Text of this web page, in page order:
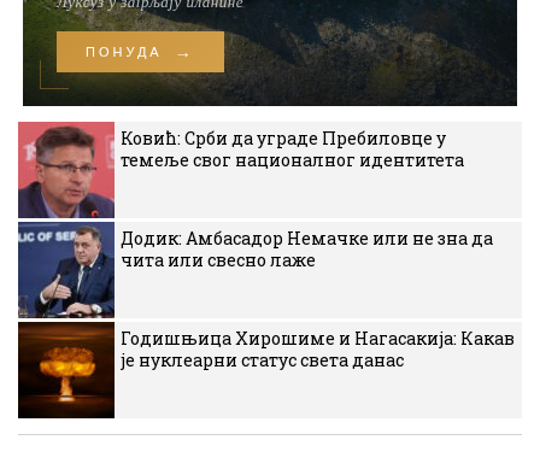
Ковић: Срби да уграде Пребиловце у
темеље свог националног идентитета
Додик: Амбасадор Немачке или не зна да
чита или свесно лаже
Годишњица Хирошиме и Нагасакија: Какав
је нуклеарни статус света данас